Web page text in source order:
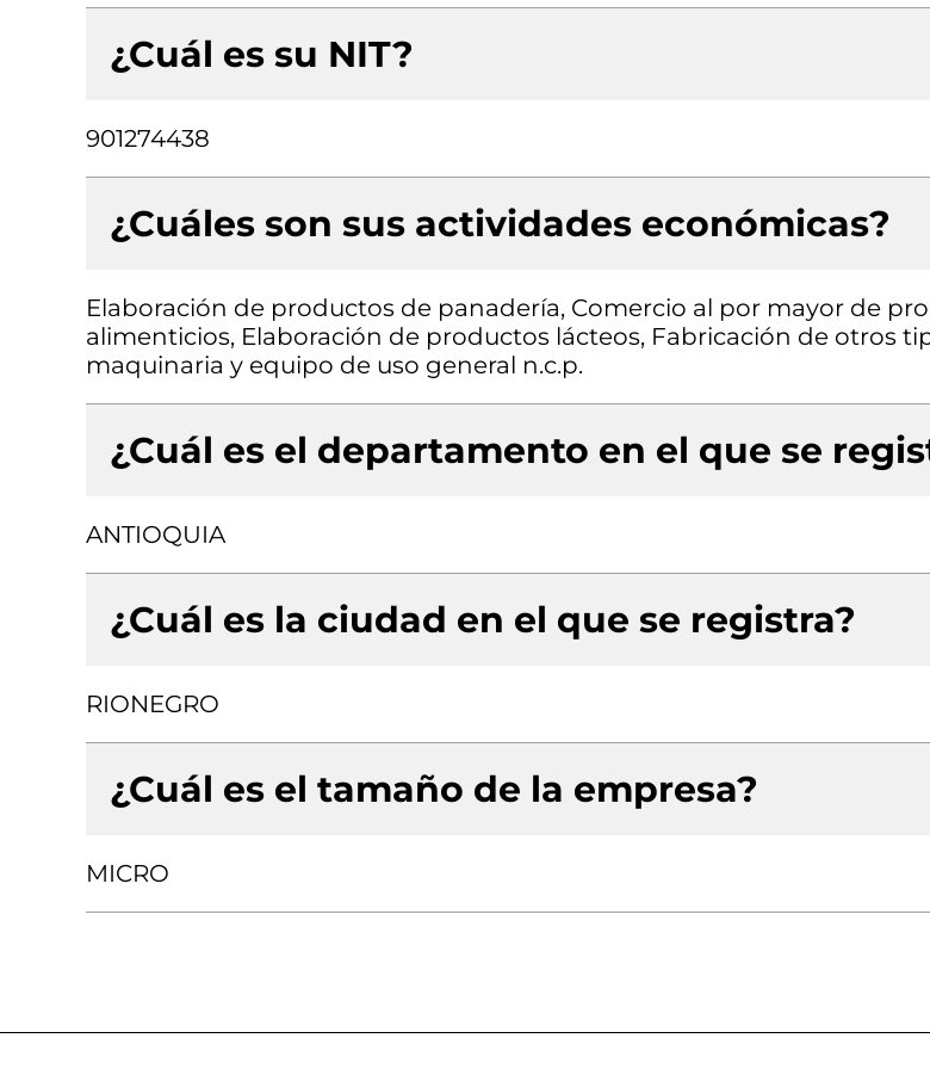
¿Cuál es su NIT?
901274438
¿Cuáles son sus actividades económicas?
Elaboración de productos de panadería, Comercio al por mayor de
alimenticios, Elaboración de productos lácteos, Fabricación de otros
maquinaria y equipo de uso general n.c.p.
¿Cuál es el departamento en el que se
ANTIOQUIA
¿Cuál es la ciudad en el que se registra?
RIONEGRO
¿Cuál es el tamaño de la empresa?
MICRO